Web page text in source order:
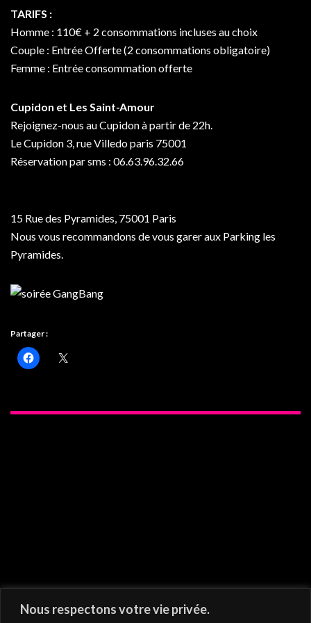
Nous respectons votre vie privée.
TARIFS :
Homme : 110€ + 2 consommations incluses au choix
Couple : Entrée Offerte (2 consommations obligatoire)
Femme : Entrée consommation offerte
Cupidon et Les Saint-Amour
Rejoignez-nous au Cupidon à partir de 22h.
Le Cupidon 3, rue Villedo paris 75001
Réservation par sms : 06.63.96.32.66
15 Rue des Pyramides, 75001 Paris
Nous vous recommandons de vous garer aux Parking les
Pyramides.
Partager :